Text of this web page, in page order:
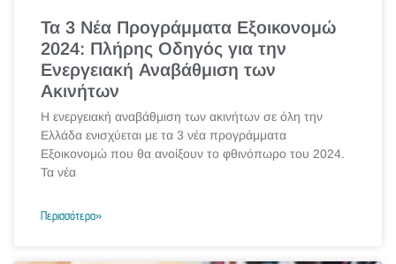
Τα 3 Νέα Προγράμματα Εξοικονομώ
2024: Πλήρης Οδηγός για την
Ενεργειακή Αναβάθμιση των
Ακινήτων
Η ενεργειακή αναβάθμιση των ακινήτων σε όλη την
Ελλάδα ενισχύεται με τα 3 νέα προγράμματα
Εξοικονομώ που θα ανοίξουν το φθινόπωρο του 2024.
Τα νέα
Περισσότερα»